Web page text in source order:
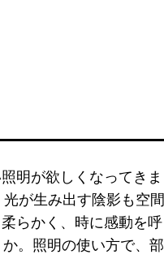
明が欲しくなってきま
が生み出す陰影も空間
らかく、時に感動を呼
。照明の使い方で、部